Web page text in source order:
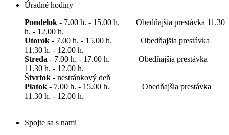
Úradné hodiny
Pondelok - 7.00 h. - 15.00 h. Obedňajšia prestávka 11.30
h. - 12.00 h.
Utorok - 7.00 h. - 15.00 h. Obedňajšia prestávka
11.30 h. - 12.00 h.
Streda - 7.00 h. - 17.00 h. Obedňajšia prestávka
11.30 h. - 12.00 h.
Štvrtok - nestránkový deň
Piatok - 7.00 h. - 15.00 h. Obedňajšia prestávka
11.30 h. - 12.00 h.
Spojte sa s nami